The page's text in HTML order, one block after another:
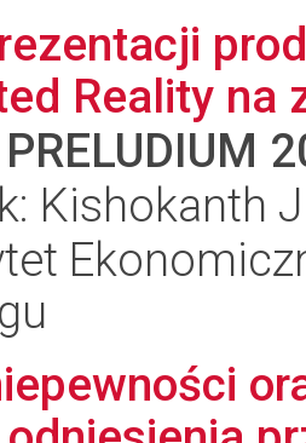
Reality na
PRELUDIUM
Kishokanth